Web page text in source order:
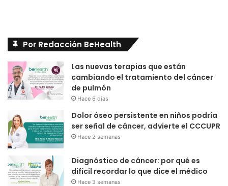
Por Redacción BeHealth
Las nuevas terapias que están
cambiando el tratamiento del cáncer
de pulmón
Hace 6 días
Dolor óseo persistente en niños podría
ser señal de cáncer, advierte el CCCUPR
Hace 2 semanas
Diagnóstico de cáncer: por qué es
difícil recordar lo que dice el médico
Hace 3 semanas